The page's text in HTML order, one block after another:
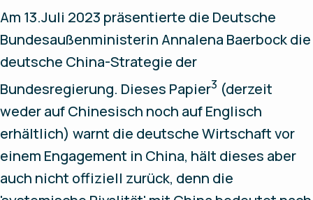
Am 13.Juli 2023 präsentierte die Deutsche
Bundesaußenministerin Annalena Baerbock die
deutsche China-Strategie der
Bundesregierung. Dieses Papier3 (derzeit
weder auf Chinesisch noch auf Englisch
erhältlich) warnt die deutsche Wirtschaft vor
einem Engagement in China, hält dieses aber
auch nicht offiziell zurück, denn die